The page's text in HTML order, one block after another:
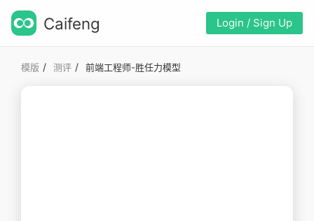
Caifeng Login / Sign Up
模版 / 测评 / 前端工程师-胜任力模型